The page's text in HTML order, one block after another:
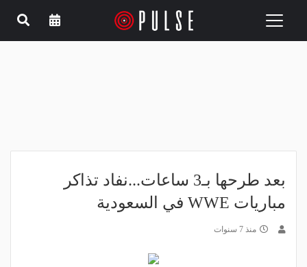
Toggle
بعد طرحها بـ3 ساعات...نفاد تذاكر
مباريات WWE في السعودية
منذ 7 سنوات